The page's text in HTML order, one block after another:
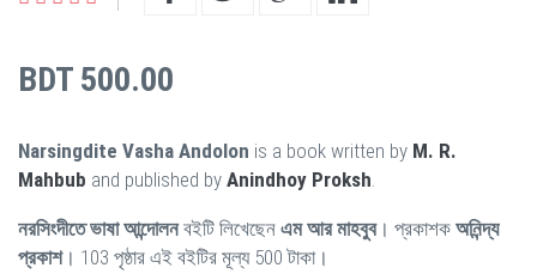
BDT 500.00
Narsingdite Vasha Andolon is a book written by M. R.
Mahbub and published by Anindhoy Proksh
নরসিংদীতে ভাষা আন্দোলনবইটি লিখেছেন এম আর মাহবুব। প্রকাশক অনিন্দ্য
প্রকাশ। 103 পৃষ্ঠার এই বইটির মূল্য 500 টাকা।